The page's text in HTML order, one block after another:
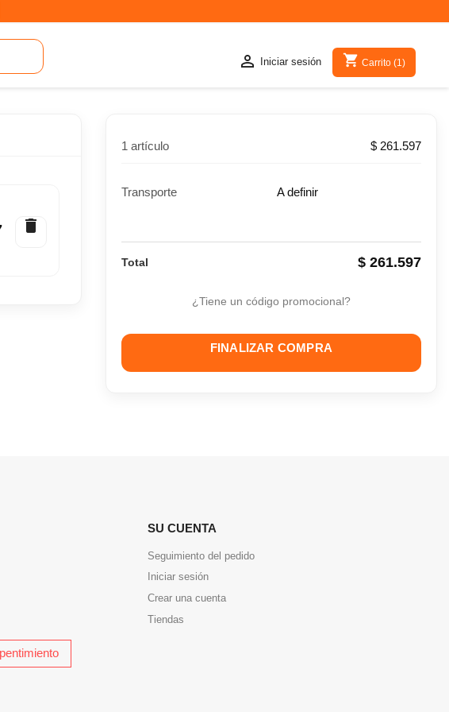
 Iniciar sesión shopping_cart Carrito (1)
delete
1 artículo $ 261.597
Transporte A definir
Total $ 261.597
¿Tiene un código promocional?
FINALIZAR COMPRA
SU CUENTA
Seguimiento del pedido
Iniciar sesión
Crear una cuenta
Tiendas